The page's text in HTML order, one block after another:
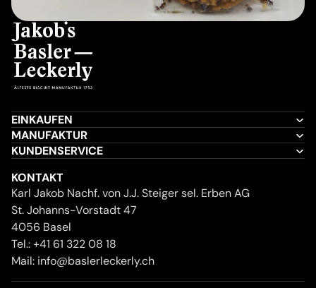
EINKAUFEN
MANUFAKTUR
KUNDENSERVICE
KONTAKT
Karl Jakob Nachf. von J.J. Steiger sel. Erben AG
St. Johanns-Vorstadt 47
4056 Basel
Tel.:+41 61 322 08 18
Mail: info@baslerleckerly.ch